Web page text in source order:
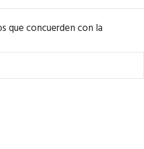
que concuerden con la